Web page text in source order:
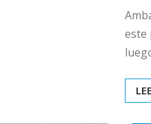
este